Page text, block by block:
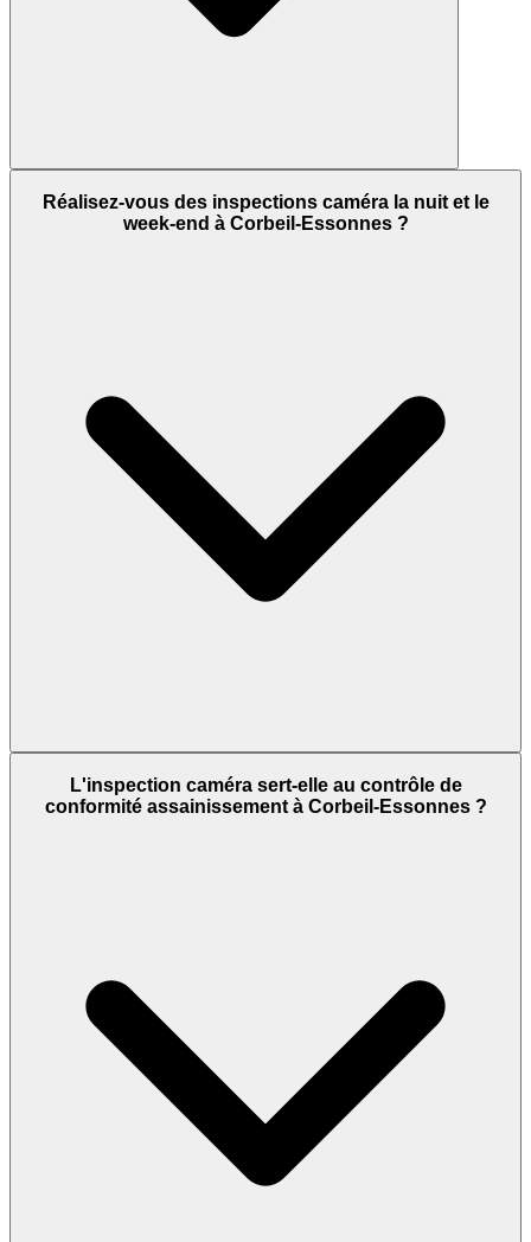
Réalisez-vous des inspections caméra la nuit et le
week-end à Corbeil-Essonnes ?
L'inspection caméra sert-elle au contrôle de
conformité assainissement à Corbeil-Essonnes ?